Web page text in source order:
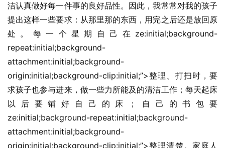
洁认真做好每一件事的良好品性。因此，我常常对我的孩子
提出这样一些要求：从那里那的东西，用完之后还是放回原
处。每一个星期自己在ze:initial;background-
repeat:initial;background-
attachment:initial;background-
origin:initial;background-clip:initial;”>整理、打扫时，要
求孩子也参与进来，做一些力所能及的清洁工作；每天起床
以后要铺好自己的床；自己的书包要
ze:initial;background-repeat:initial;background-
attachment:initial;background-
origin:initial;background-clip:initial;”>整理清楚。家庭人